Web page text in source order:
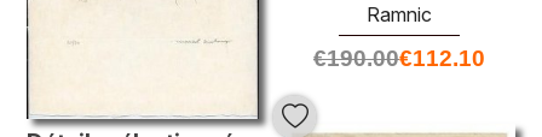
Ramnic
€190.00€112.10